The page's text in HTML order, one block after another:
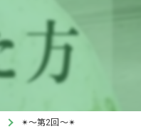
✴︎〜第2回〜✴︎